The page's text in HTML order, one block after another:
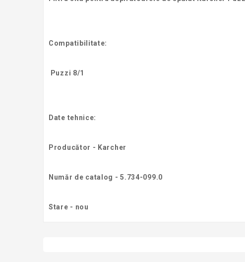
Compatibilitate:
Puzzi 8/1
Date tehnice:
Producător - Karcher
Număr de catalog - 5.734-099.0
Stare - nou